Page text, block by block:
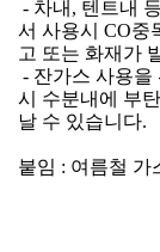
- 차내, 텐트내
서 사용시 CO중
고 또는 화재가
- 잔가스 사용을
시 수분내에 부
날 수 있습니다.
붙임 : 여름철 가